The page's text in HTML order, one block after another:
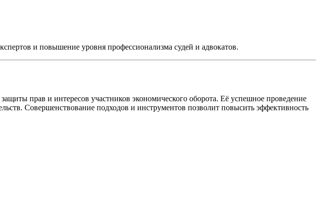
и повышение уровня профессионализма судей и адвокатов.
прав и интересов участников экономического оборота. Её успешное проведение
Совершенствование подходов и инструментов позволит повысить эффективность